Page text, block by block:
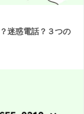
迷惑電話？３つの